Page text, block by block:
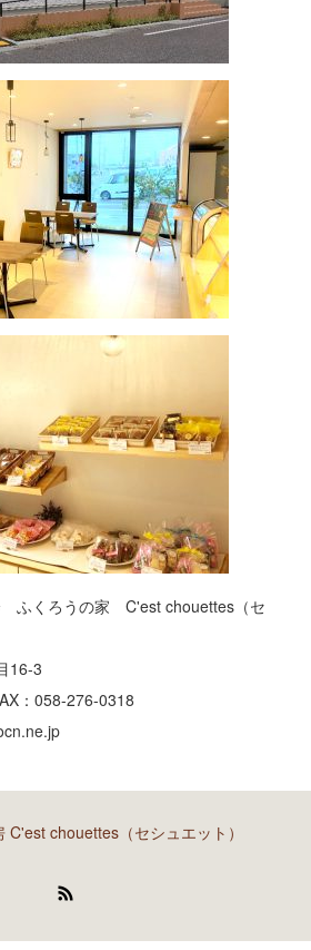
ふくろうの家 C'est chouettes（セ
16-3
：058-276-0318
C'est chouettes（セシュエット）